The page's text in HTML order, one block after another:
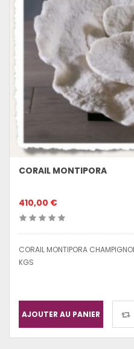
CORAIL MONTIPORA
410,00 €
CORAIL MONTIPORA
KGS
AJOUTER AU PANIER